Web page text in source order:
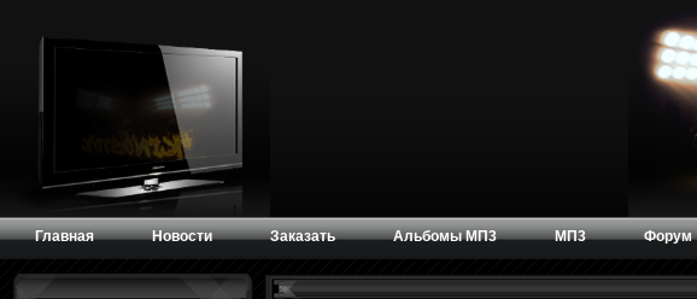
Главная Новости Заказать Альбомы МП3 МП3 Форум